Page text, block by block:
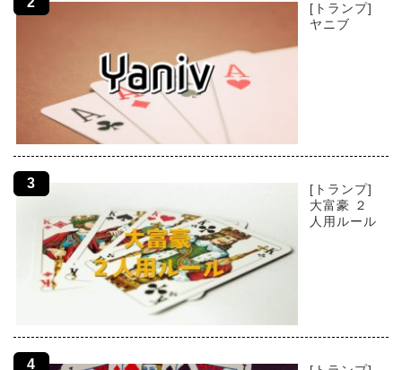
[トランプ]
ヤニブ
[トランプ]
大富豪 ２
人用ルール